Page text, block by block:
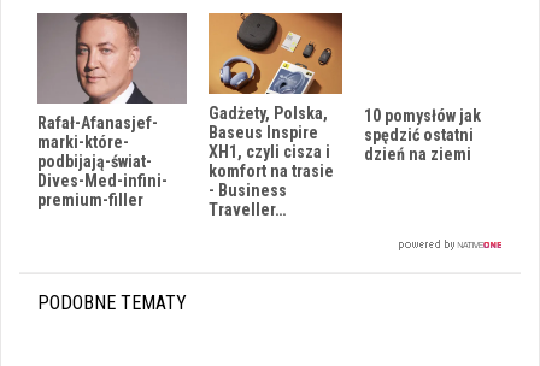
Rafał-Afanasjef-
marki-które-
podbijają-świat-
Dives-Med-infini-
premium-filler
Gadżety, Polska,
Baseus Inspire
XH1, czyli cisza i
komfort na trasie
- Business
Traveller…
10 pomysłów jak
spędzić ostatni
dzień na ziemi
PODOBNE TEMATY